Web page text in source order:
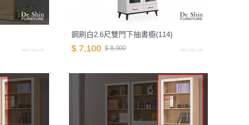
A007.740-5.26
鋼刷白2.6尺雙門下抽書櫥(114)
$ 7,100 $ 8,900 A007.735-1.26